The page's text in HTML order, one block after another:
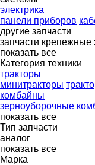
электрика
панели приборов
другие запчасти
запчасти крепежные
показать все
Категория техники
тракторы
минитракторы
комбайны
зерноуборочные
показать все
Тип запчасти
аналог
показать все
Марка